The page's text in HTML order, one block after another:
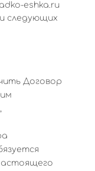
eshka.ru
следующих
Договор